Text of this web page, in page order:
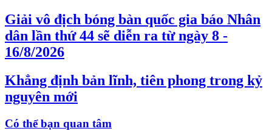
Giải vô địch bóng bàn quốc gia báo Nhân
dân lần thứ 44 sẽ diễn ra từ ngày 8 -
16/8/2026
Khẳng định bản lĩnh, tiên phong trong kỷ
nguyên mới
Có thể bạn quan tâm